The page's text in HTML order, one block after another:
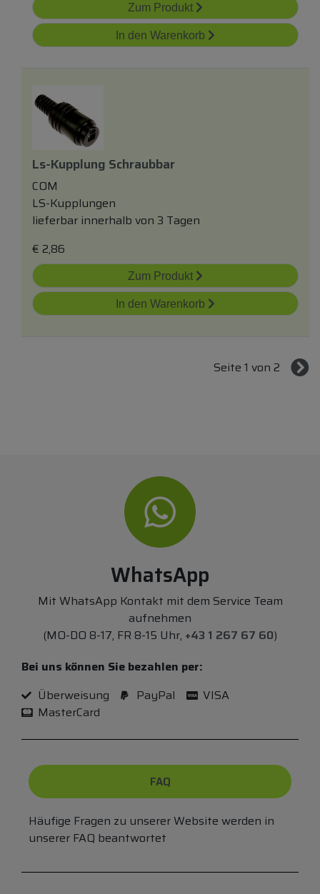
Zum Produkt
In den Warenkorb
Ls-Kupplung Schraubbar
COM
LS-Kupplungen
lieferbar innerhalb von 3 Tagen
€ 2,86
Zum Produkt
In den Warenkorb
Seite 1 von 2
WhatsApp
Mit WhatsApp Kontakt mit dem Service Team
aufnehmen
(MO-DO 8-17, FR 8-15 Uhr, +43 1 267 67 60)
Bei uns können Sie bezahlen per:
Überweisung
PayPal
VISA
MasterCard
FAQ
Häufige Fragen zu unserer Website werden in
unserer FAQ beantwortet